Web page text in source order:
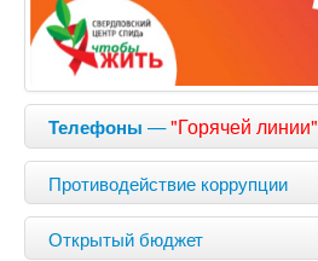
Телефоны —"Горячей линии"
Противодействие коррупции
Открытый бюджет